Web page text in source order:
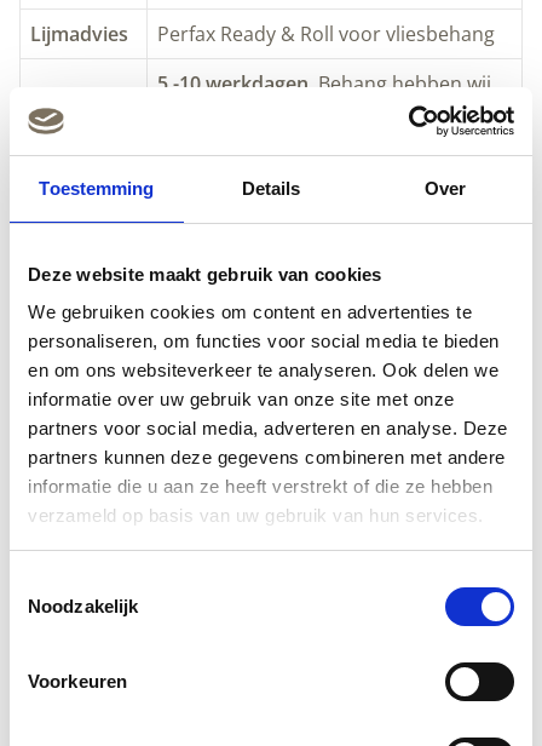
Toestemming Details Over
Deze website maakt gebruik van cookies
We gebruiken cookies om content en advertenties te
personaliseren, om functies voor social media te bieden
en om ons websiteverkeer te analyseren. Ook delen we
informatie over uw gebruik van onze site met onze
partners voor social media, adverteren en analyse. Deze
partners kunnen deze gegevens combineren met andere
informatie die u aan ze heeft verstrekt of die ze hebben
verzameld op basis van uw gebruik van hun services.
Noodzakelijk
Voorkeuren
Lijmadvies
Perfax Ready & Roll voor vliesbehang
Levertijd
5 -10 werkdagen. Behang hebben wij
niet op voorraad. Indien je bestelling
op dinsdag vóór 9,30 uur bij ons
dag nog geproduceerd en op vrijdag
verstuurd.
Frans Uyterlinde x KEK Amsterdam
Bij dit behang raden we je aan eerst een staal te
bestellen om de kleur wit goed te kunnen beoordelen.
Voor ons luxe goudbehang gebruiken wij een zware
kwaliteit vliesbehang met een metallic toplaag in de
kleur goud. Dit behang is supersterk en makkelijk zelf
aan te brengen. Het is prachtig materiaal dat
uitstraling